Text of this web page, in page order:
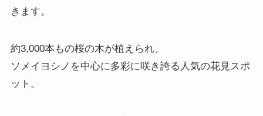
きます。
約3,000本もの桜の木が植えられ、
ソメイヨシノを中心に多彩に咲き誇る人気の花見スポ
ット。